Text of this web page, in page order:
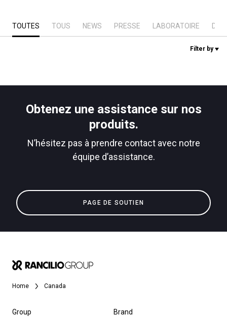
TOUTES TOUS NEWS PRESSE LABORATOIRE
Filter by
Obtenez une assistance sur nos
produits.
N’hésitez pas à prendre contact avec notre
équipe d’assistance.
PAGE DE SOUTIEN
Home Canada
Group
Brand
Produits
Nouvelles
Télécharger
Durabilité